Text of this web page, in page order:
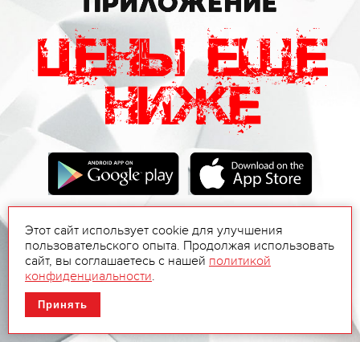
Этот сайт использует cookie для улучшения
пользовательского опыта. Продолжая использовать
сайт, вы соглашаетесь с нашей политикой
конфиденциальности.
Принять